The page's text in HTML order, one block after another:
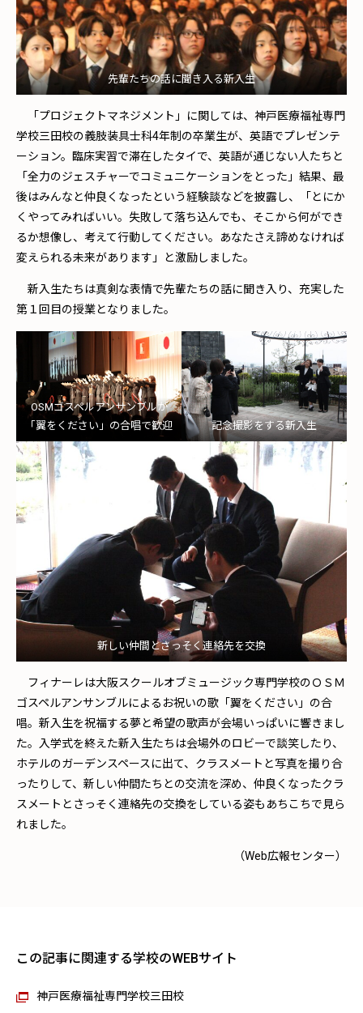
先輩たちの話に聞き入る新入生
「プロジェクトマネジメント」に関しては、神戸医療福祉専門
学校三田校の義肢装具士科4年制の卒業生が、英語でプレゼンテ
ーション。臨床実習で滞在したタイで、英語が通じない人たちと
「全力のジェスチャーでコミュニケーションをとった」結果、最
後はみんなと仲良くなったという経験談などを披露し、「とにか
くやってみればいい。失敗して落ち込んでも、そこから何ができ
るか想像し、考えて行動してください。あなたさえ諦めなければ
変えられる未来があります」と激励しました。
新入生たちは真剣な表情で先輩たちの話に聞き入り、充実した
第１回目の授業となりました。
OSMゴスペルアンサンブルが
「翼をください」の合唱で歓迎
記念撮影をする新入生
新しい仲間とさっそく連絡先を交換
フィナーレは大阪スクールオブミュージック専門学校のＯＳＭ
ゴスペルアンサンブルによるお祝いの歌「翼をください」の合
唱。新入生を祝福する夢と希望の歌声が会場いっぱいに響きまし
た。入学式を終えた新入生たちは会場外のロビーで談笑したり、
ホテルのガーデンスペースに出て、クラスメートと写真を撮り合
ったりして、新しい仲間たちとの交流を深め、仲良くなったクラ
スメートとさっそく連絡先の交換をしている姿もあちこちで見ら
れました。
（Web広報センター）
この記事に関連する学校のWEBサイト
神戸医療福祉専門学校三田校